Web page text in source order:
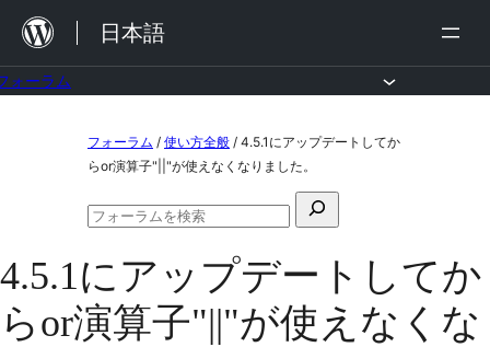
を
日本語
ォーラム
ツ
ス
フォーラム / 使い方全般 / 4.5.1にアップデートしてか
らor演算子"||"が使えなくなりました。
検
対
象:
フ
ー
の
4.5.1にアップデートしてか
らor演算子"||"が使えなくな